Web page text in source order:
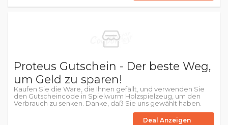
Proteus Gutschein - Der beste Weg,
um Geld zu sparen!
Kaufen Sie die Ware, die Ihnen gefällt, und verwenden Sie
den Gutscheincode in Spielwurm Holzspielzeug, um den
Verbrauch zu senken. Danke, daß Sie uns gewählt haben.
Deal Anzeigen